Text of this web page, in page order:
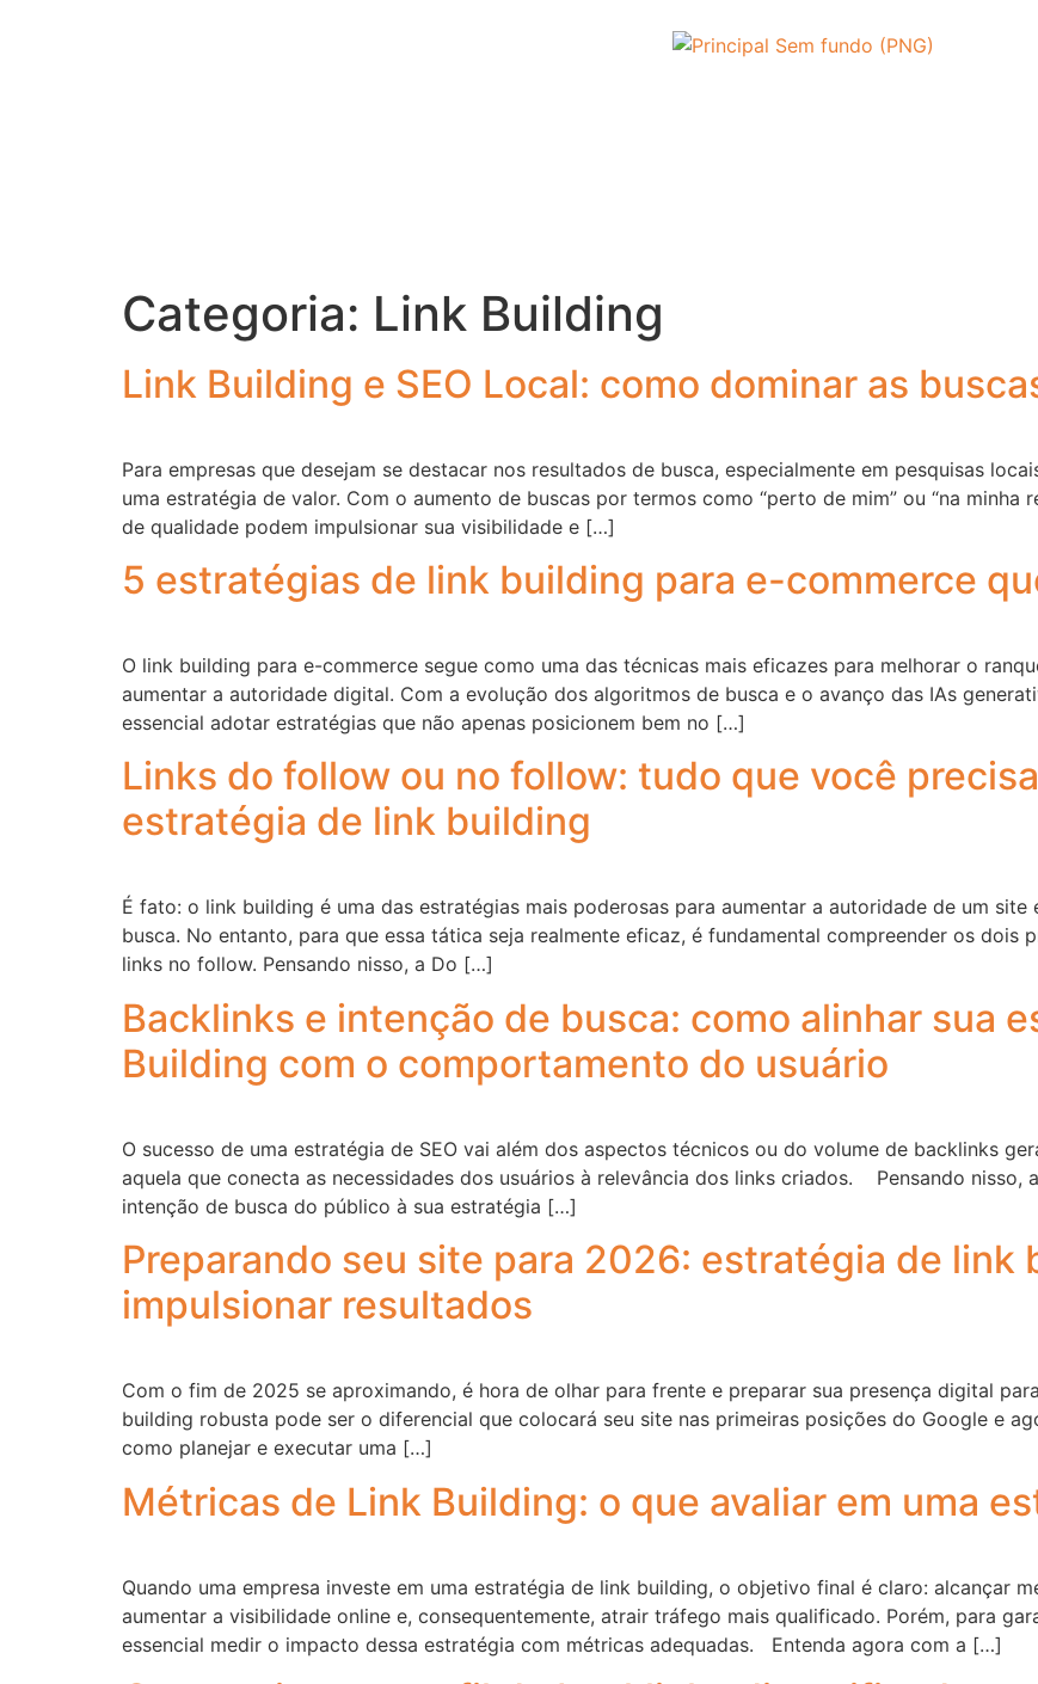
Categoria: Link Building
Link Building e SEO Local: como dominar as
Para empresas que desejam se destacar nos resultados de busca, especialmente em pesquisas
uma estratégia de valor. Com o aumento de buscas por termos como “perto de mim” ou “na minha
de qualidade podem impulsionar sua visibilidade e […]
5 estratégias de link building para e-commerce
O link building para e-commerce segue como uma das técnicas mais eficazes para melhorar o
aumentar a autoridade digital. Com a evolução dos algoritmos de busca e o avanço das IAs
essencial adotar estratégias que não apenas posicionem bem no […]
Links do follow ou no follow: tudo que você
estratégia de link building
É fato: o link building é uma das estratégias mais poderosas para aumentar a autoridade de um
busca. No entanto, para que essa tática seja realmente eficaz, é fundamental compreender os
links no follow. Pensando nisso, a Do […]
Backlinks e intenção de busca: como alinhar sua
Building com o comportamento do usuário
O sucesso de uma estratégia de SEO vai além dos aspectos técnicos ou do volume de backlinks
aquela que conecta as necessidades dos usuários à relevância dos links criados. Pensando nisso,
intenção de busca do público à sua estratégia […]
Preparando seu site para 2026: estratégia de link
impulsionar resultados
Com o fim de 2025 se aproximando, é hora de olhar para frente e preparar sua presença digital
building robusta pode ser o diferencial que colocará seu site nas primeiras posições do Google e
como planejar e executar uma […]
Métricas de Link Building: o que avaliar em uma
Quando uma empresa investe em uma estratégia de link building, o objetivo final é claro: alcançar
aumentar a visibilidade online e, consequentemente, atrair tráfego mais qualificado. Porém, para
essencial medir o impacto dessa estratégia com métricas adequadas. Entenda agora com a […]